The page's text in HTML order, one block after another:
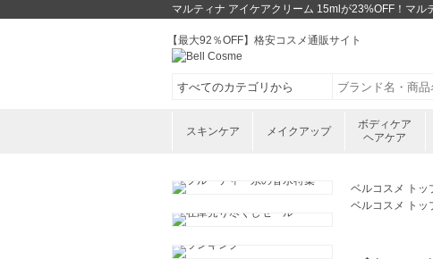
マルティナ アイケアクリーム 15mlが23%OFF！マル
【最大92％OFF】格安コスメ通販サイト
スキンケア メイクアップ
ボディケア
ヘアケア
ベルコスメ トッ
ベルコスメ トッ